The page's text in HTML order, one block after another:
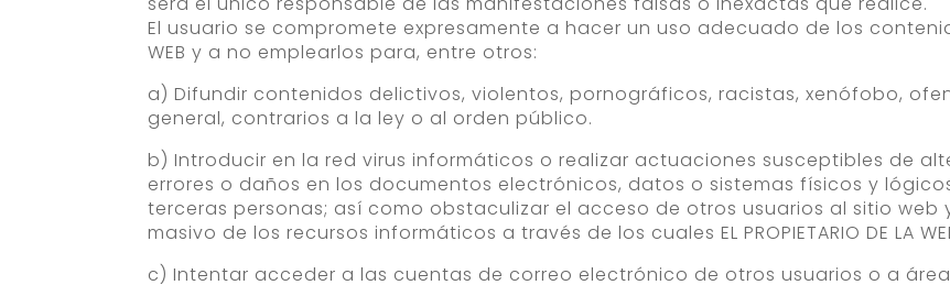
El usuario se compromete expresamente a hacer un uso adecuado de los
WEB y a no emplearlos para, entre otros:
a) Difundir contenidos delictivos, violentos, pornográficos, racistas, xenófobo,
general, contrarios a la ley o al orden público.
b) Introducir en la red virus informáticos o realizar actuaciones susceptibles de
errores o daños en los documentos electrónicos, datos o sistemas físicos y lógicos de
terceras personas; así como obstaculizar el acceso de otros usuarios al sitio web
masivo de los recursos informáticos a través de los cuales EL PROPIETARIO DE LA
c) Intentar acceder a las cuentas de correo electrónico de otros usuarios o a